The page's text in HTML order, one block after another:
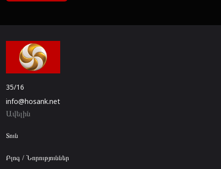
35/16
info@hosank.net
Ավելին
Տուն
Բլոգ / Նորություններ